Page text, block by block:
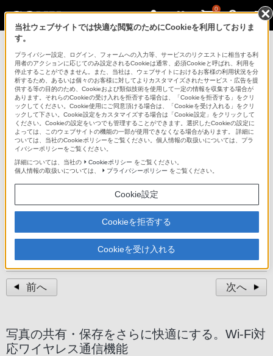
0
DSC-HX30V
デジタルスチルカメラ
商品の特長 | Wi-Fi機能
前へ 次へ
写真の共有・保存をさらに快適にする。Wi-Fi対
応ワイヤレス通信機能
当社ウェブサイトでは快適な閲覧のためにCookieを利用しておりま
す。
プライバシー設定、ログイン、フォームへの入力等、サービスのリクエストに相当する利
用者のアクションに応じてのみ設定されるCookieは通常、必須Cookieと呼ばれ、利用を
停止することができません。また、当社は、ウェブサイトにおけるお客様の利用状況を分
析するため、あるいは個々のお客様に対してよりカスタマイズされたサービス・広告を提
供する等の目的のため、Cookieおよび類似技術を使用して一定の情報を収集する場合が
あります。それらのCookieの受け入れを拒否する場合は、「Cookieを拒否する」をクリ
ックしてください。Cookie使用にご同意頂ける場合は、「Cookieを受け入れる」をクリ
ックして下さい。Cookie設定をカスタマイズする場合は「Cookie設定」をクリックして
ください。Cookieの設定をいつでも管理することができます。選択したCookieの設定に
よっては、このウェブサイトの機能の一部が使用できなくなる場合があります。 詳細に
ついては、当社のCookieポリシーをご覧ください。個人情報の取扱いについては、プラ
イバシーポリシーをご覧ください。
詳細については、当社の
Cookieポリシー をご覧ください。
個人情報の取扱いについては、
プライバシーポリシー をご覧ください。
Cookie設定
Cookieを拒否する
Cookieを受け入れる